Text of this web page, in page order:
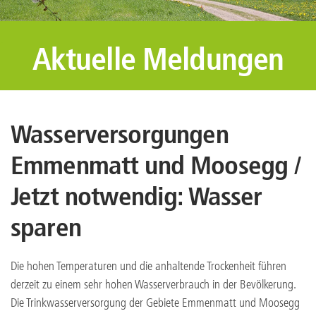
Aktuelle Meldungen
Wasserversorgungen
Emmenmatt und Moosegg /
Jetzt notwendig: Wasser
sparen
Die hohen Temperaturen und die anhaltende Trockenheit führen
derzeit zu einem sehr hohen Wasserverbrauch in der Bevölkerung.
Die Trinkwasserversorgung der Gebiete Emmenmatt und Moosegg